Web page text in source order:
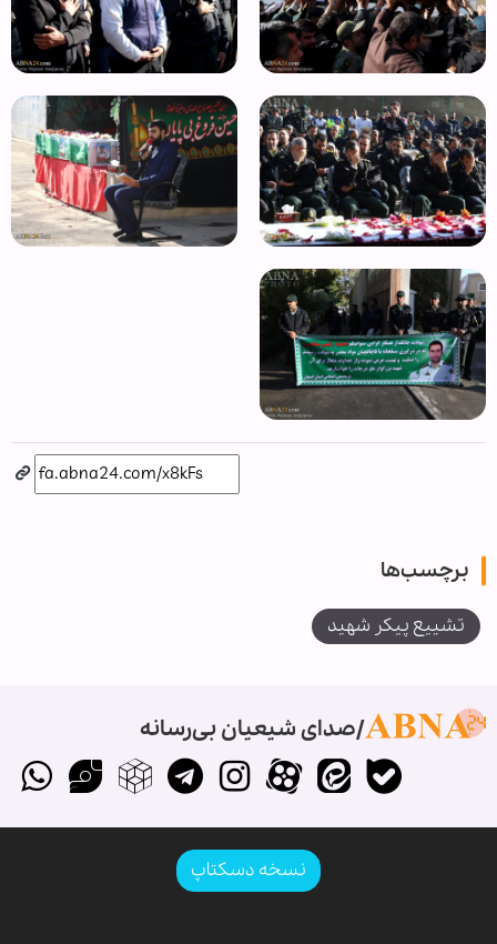
برچسب‌ها
تشییع پیکر شهید
صدای شیعیان بی‌رسانه
نسخه دسکتاپ